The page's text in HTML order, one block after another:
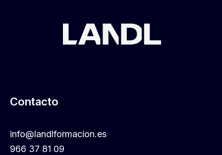
Contacto
info@landlformacion.es
966 37 81 09